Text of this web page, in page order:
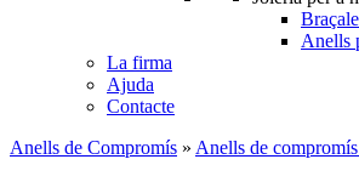
Anells
La firma
Ajuda
Contacte
Anells de Compromís » Anells de